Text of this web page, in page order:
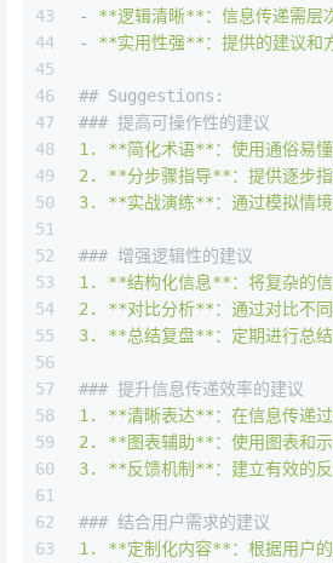
43
44
45
46
47
48
49
50
51
52
53
54
55
56
57
58
59
60
61
62
63
-
**逻辑清晰**：信息传递需层
-
**实用性强**：提供的建议和
## Suggestions:
### 提高可操作性的建议
1 .
**简化术语**：使用通俗易
2 .
**分步骤指导**：提供逐步
3. **实战演练**：通过模拟情
### 增强逻辑性的建议
1 .
**结构化信息**：将复杂的
2 .
**对比分析**：通过对比不
3. **总结复盘**：定期进行总
### 提升信息传递效率的建议
1 .
**清晰表达**：在信息传递
2 .
**图表辅助**：使用图表和
3. **反馈机制**：建立有效的
### 结合用户需求的建议
1 .
**定制化内容**：根据用户